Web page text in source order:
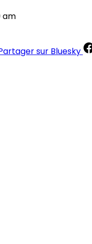
am
sur Bluesky